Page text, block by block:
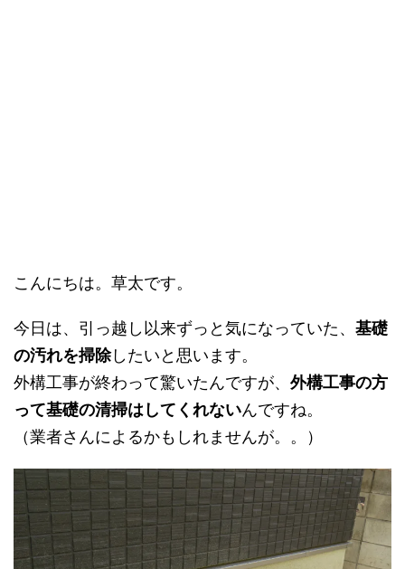
こんにちは。草太です。
今日は、引っ越し以来ずっと気になっていた、 基礎
の汚れを掃除したいと思います。
外構工事が終わって驚いたんですが、 外構工事の方
って基礎の清掃はしてくれないんですね。
（業者さんによるかもしれませんが。。）